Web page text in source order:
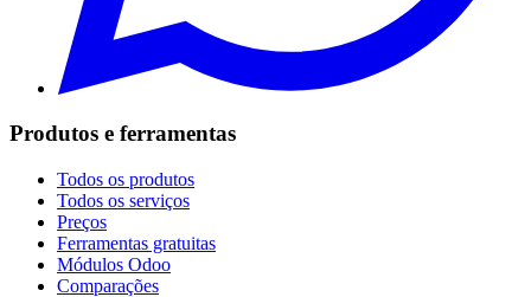
Produtos e ferramentas
Todos os produtos
Todos os serviços
Preços
Ferramentas gratuitas
Módulos Odoo
Comparações